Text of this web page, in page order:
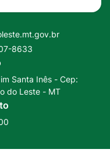
8633
Santa Inês - Cep:
do Leste - MT